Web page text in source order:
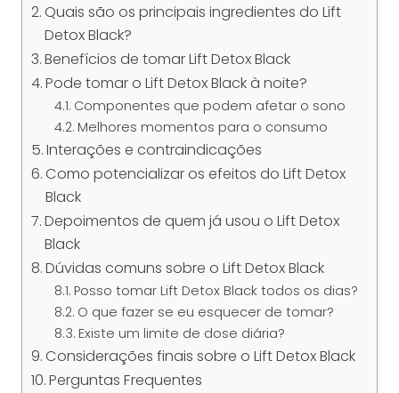
Quais são os principais ingredientes do Lift
Detox Black?
Benefícios de tomar Lift Detox Black
Pode tomar o Lift Detox Black à noite?
Componentes que podem afetar o sono
Melhores momentos para o consumo
Interações e contraindicações
Como potencializar os efeitos do Lift Detox
Black
Depoimentos de quem já usou o Lift Detox
Black
Dúvidas comuns sobre o Lift Detox Black
Posso tomar Lift Detox Black todos os dias?
O que fazer se eu esquecer de tomar?
Existe um limite de dose diária?
Considerações finais sobre o Lift Detox Black
Perguntas Frequentes